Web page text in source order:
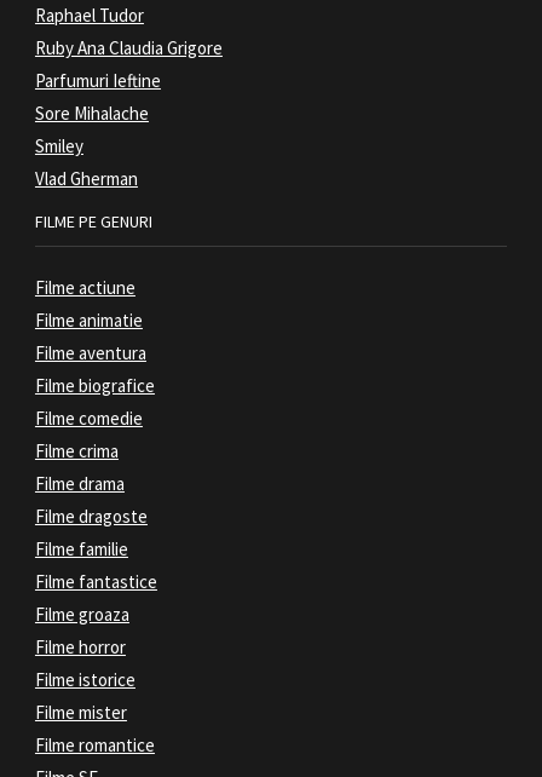
Raphael Tudor
Ruby Ana Claudia Grigore
Parfumuri Ieftine
Sore Mihalache
Smiley
Vlad Gherman
FILME PE GENURI
Filme actiune
Filme animatie
Filme aventura
Filme biografice
Filme comedie
Filme crima
Filme drama
Filme dragoste
Filme familie
Filme fantastice
Filme groaza
Filme horror
Filme istorice
Filme mister
Filme romantice